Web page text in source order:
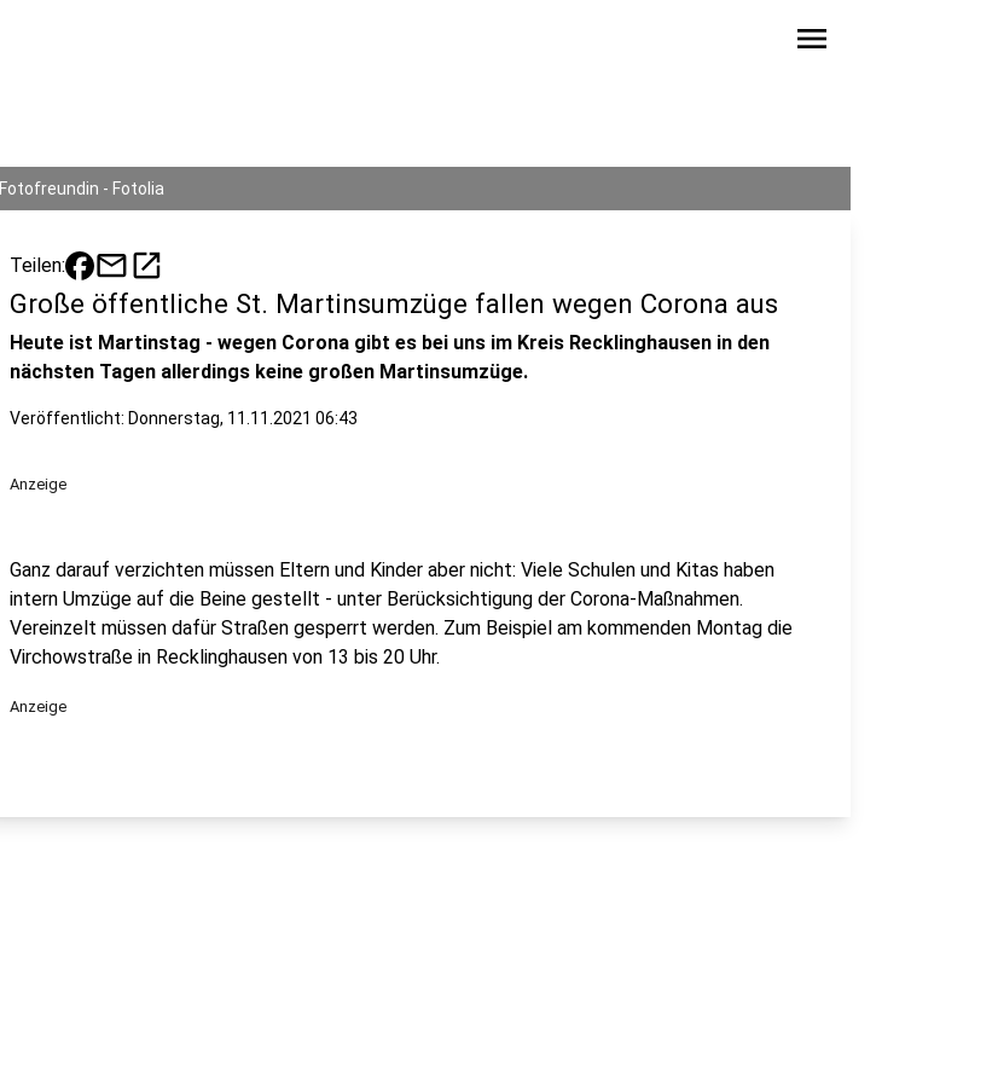
menu
Fotofreundin - Fotolia
Teilen: mailopen_in_new
Große öffentliche St. Martinsumzüge fallen wegen Corona aus
Heute ist Martinstag - wegen Corona gibt es bei uns im Kreis Recklinghausen in den
nächsten Tagen allerdings keine großen Martinsumzüge.
Veröffentlicht: Donnerstag, 11.11.2021 06:43
Anzeige
Ganz darauf verzichten müssen Eltern und Kinder aber nicht: Viele Schulen und Kitas haben
intern Umzüge auf die Beine gestellt - unter Berücksichtigung der Corona-Maßnahmen.
Vereinzelt müssen dafür Straßen gesperrt werden. Zum Beispiel am kommenden Montag die
Virchowstraße in Recklinghausen von 13 bis 20 Uhr.
Anzeige